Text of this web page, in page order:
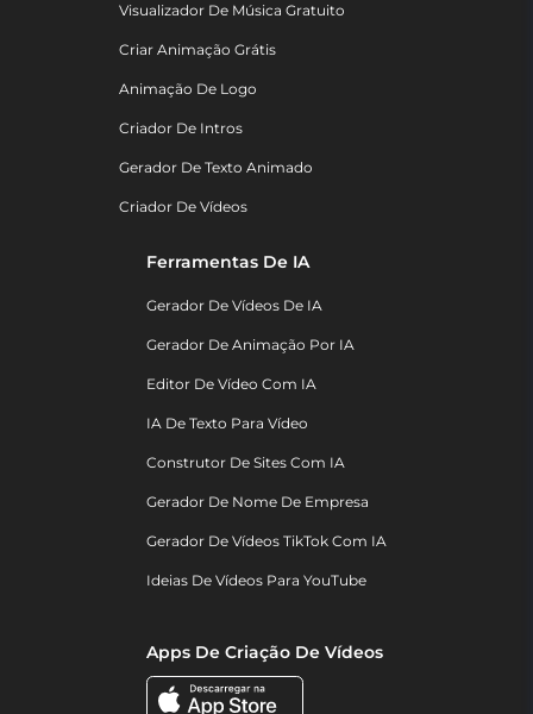
Visualizador De Música Gratuito
Criar Animação Grátis
Animação De Logo
Criador De Intros
Gerador De Texto Animado
Criador De Vídeos
Ferramentas De IA
Gerador De Vídeos De IA
Gerador De Animação Por IA
Editor De Vídeo Com IA
IA De Texto Para Vídeo
Construtor De Sites Com IA
Gerador De Nome De Empresa
Gerador De Vídeos TikTok Com IA
Ideias De Vídeos Para YouTube
Apps De Criação De Vídeos